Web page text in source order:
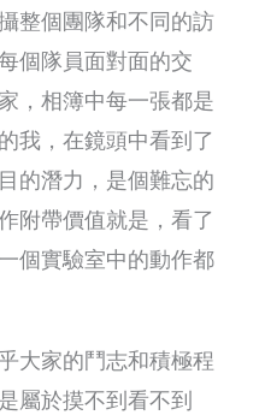
整個團隊和不同的訪
個隊員面對面的交
，相簿中每一張都是
我，在鏡頭中看到了
的潛力，是個難忘的
附帶價值就是，看了
個實驗室中的動作都
家的鬥志和積極程
屬於摸不到看不到